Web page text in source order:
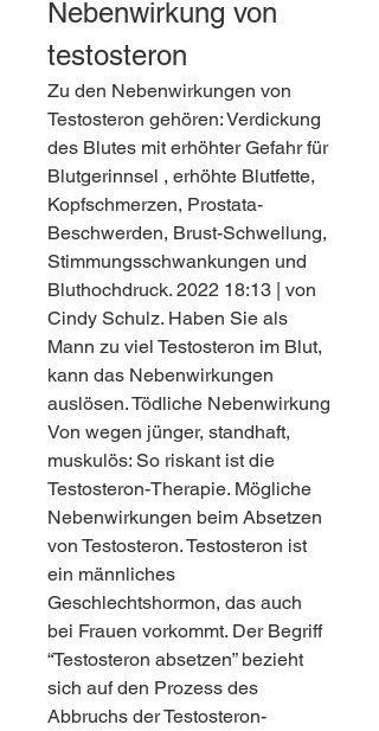
Nebenwirkung von
testosteron
Zu den Nebenwirkungen von
Testosteron gehören: Verdickung
des Blutes mit erhöhter Gefahr für
Blutgerinnsel , erhöhte Blutfette,
Kopfschmerzen, Prostata-
Beschwerden, Brust-Schwellung,
Stimmungsschwankungen und
Bluthochdruck. 2022 18:13 | von
Cindy Schulz. Haben Sie als
Mann zu viel Testosteron im Blut,
kann das Nebenwirkungen
auslösen. Tödliche Nebenwirkung
Von wegen jünger, standhaft,
muskulös: So riskant ist die
Testosteron-Therapie. Mögliche
Nebenwirkungen beim Absetzen
von Testosteron. Testosteron ist
ein männliches
Geschlechtshormon, das auch
bei Frauen vorkommt. Der Begriff
“Testosteron absetzen” bezieht
sich auf den Prozess des
Abbruchs der Testosteron-